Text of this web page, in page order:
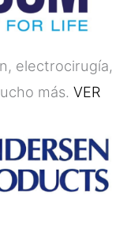
electrocirugía,
más. VER